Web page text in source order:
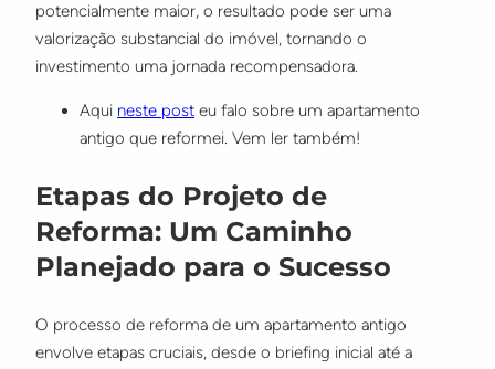
potencialmente maior, o resultado pode ser uma
valorização substancial do imóvel, tornando o
investimento uma jornada recompensadora.
Aqui neste post eu falo sobre um apartamento
antigo que reformei. Vem ler também!
Etapas do Projeto de
Reforma: Um Caminho
Planejado para o Sucesso
O processo de reforma de um apartamento antigo
envolve etapas cruciais, desde o briefing inicial até a